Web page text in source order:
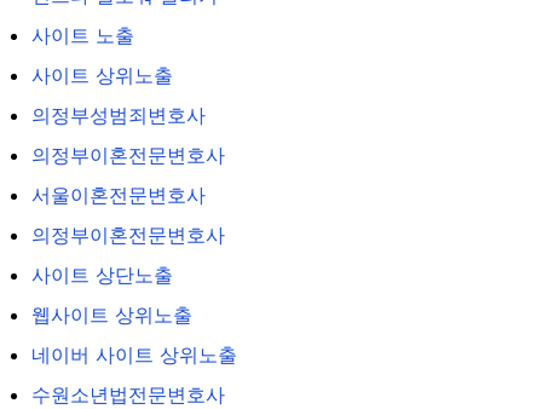
사이트 노출
사이트 상위노출
의정부성범죄변호사
의정부이혼전문변호사
서울이혼전문변호사
의정부이혼전문변호사
사이트 상단노출
웹사이트 상위노출
네이버 사이트 상위노출
수원소년법전문변호사